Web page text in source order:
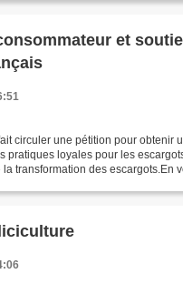
et
circuler une pétition pour obtenir
pratiques loyales pour les
transformation des escargots.En